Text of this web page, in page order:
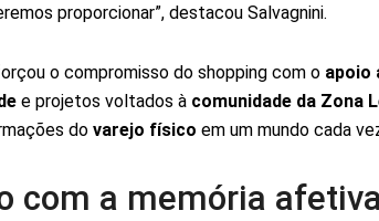
proporcionar”, destacou Salvagnini.
o compromisso do shopping com o apoio
e projetos voltados à comunidade da Zona
do varejo físico em um mundo cada
com a memória